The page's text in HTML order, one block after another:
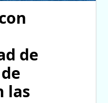
de
las